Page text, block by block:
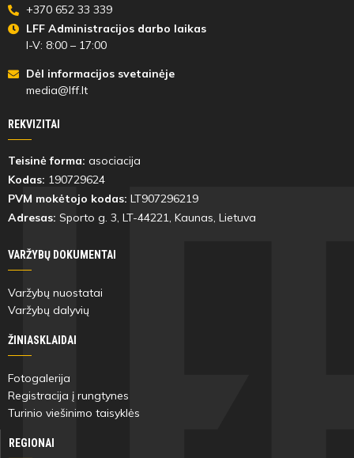
+370 652 33 339
LFF Administracijos darbo laikas
I-V: 8:00 – 17:00
Dėl informacijos svetainėje
media@lff.lt
REKVIZITAI
Teisinė forma: asociacija
Kodas: 190729624
PVM mokėtojo kodas: LT907296219
Adresas: Sporto g. 3, LT-44221, Kaunas, Lietuva
VARŽYBŲ DOKUMENTAI
Varžybų nuostatai
Varžybų dalyvių
ŽINIASKLAIDAI
Fotogalerija
Registracija į rungtynes
Turinio viešinimo taisyklės
REGIONAI